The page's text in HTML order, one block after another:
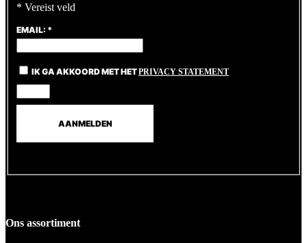
* Vereist veld
EMAIL: *
IK GA AKKOORD MET HETPRIVACY STATEMENT
Ons assortiment